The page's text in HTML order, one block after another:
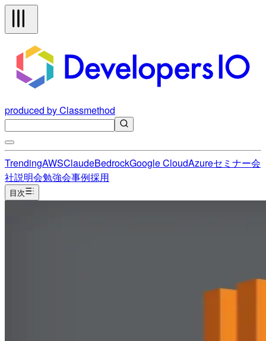
produced by Classmethod
TrendingAWSClaudeBedrockGoogle CloudAzureセミナー会
社説明会勉強会事例採用
目次